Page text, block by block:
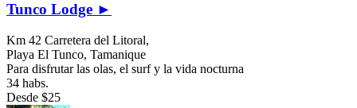
Tunco Lodge ►
Km 42 Carretera del Litoral,
Playa El Tunco, Tamanique
Para disfrutar las olas, el surf y la vida nocturna
34 habs.
Desde $25